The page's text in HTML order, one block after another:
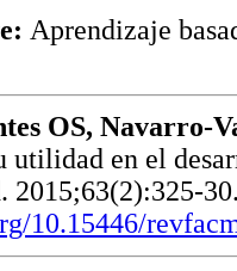
Aprendizaje
OS, Navarro-
utilidad en el
2015;63(2):325-
10.15446/